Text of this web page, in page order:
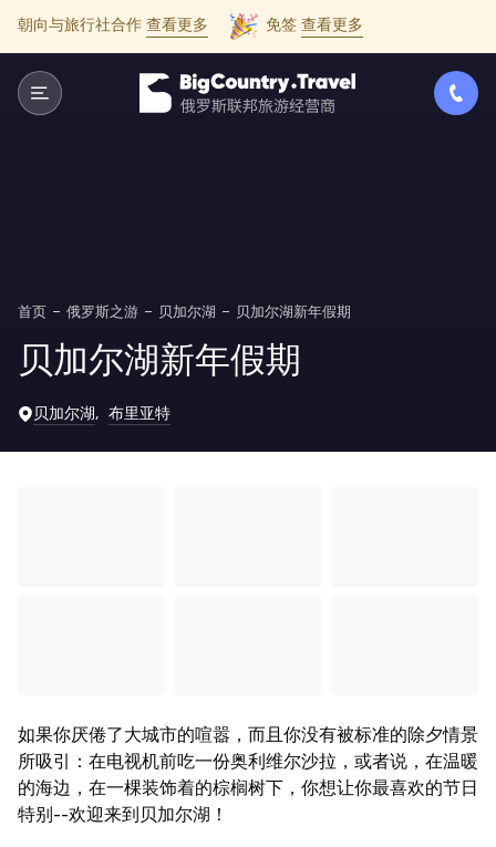
朝向与旅行社合作 查看更多 免签 查看更多
首页 俄罗斯之游 贝加尔湖 贝加尔湖新年假期
贝加尔湖新年假期
贝加尔湖 布里亚特
如果你厌倦了大城市的喧嚣，而且你没有被标准的除夕情景
所吸引：在电视机前吃一份奥利维尔沙拉，或者说，在温暖
的海边，在一棵装饰着的棕榈树下，你想让你最喜欢的节日
特别--欢迎来到贝加尔湖！